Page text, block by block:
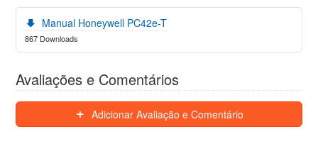
Manual Honeywell PC42e-T
867 Downloads
Avaliações e Comentários
Adicionar Avaliação e Comentário